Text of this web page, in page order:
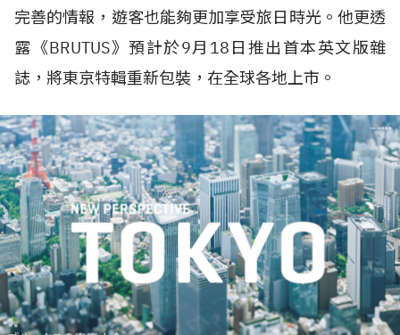
完善的情報，遊客也能夠更加享受旅日時光。他更透
露《BRUTUS》預計於9月 18 日推出首本英文版雜
誌，將東京特輯重新包裝，在全球各地上市。